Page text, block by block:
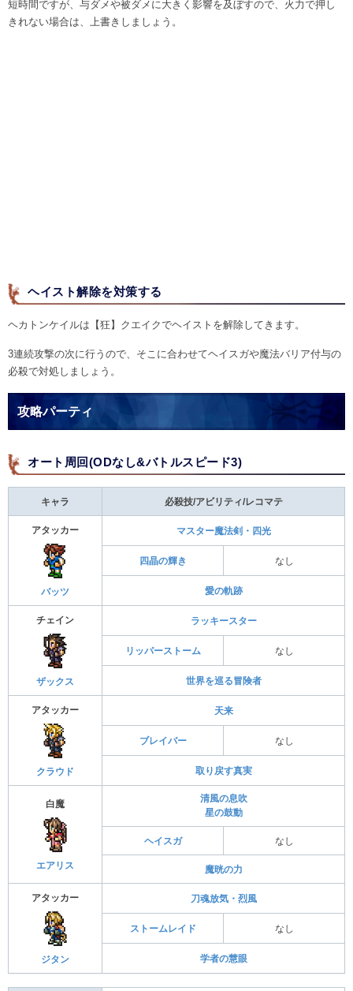
短時間ですが、与ダメや被ダメに大きく影響を及ぼすので、火力で押し
きれない場合は、上書きしましょう。
ヘイスト解除を対策する
ヘカトンケイルは【狂】クエイクでヘイストを解除してきます。
3連続攻撃の次に行うので、そこに合わせてヘイスガや魔法バリア付与の
必殺で対処しましょう。
攻略パーティ
オート周回(ODなし&バトルスピード3)
キャラ 必殺技/アビリティ/レコマテ
アタッカー
バッツ
マスター魔法剣・四光
四晶の輝き なし
愛の軌跡
チェイン
ザックス
ラッキースター
リッパーストーム なし
世界を巡る冒険者
アタッカー
クラウド
天来
ブレイバー なし
取り戻す真実
白魔
エアリス
清風の息吹
星の鼓動
ヘイスガ なし
魔晄の力
アタッカー
ジタン
刀魂放気・烈風
ストームレイド なし
学者の慧眼